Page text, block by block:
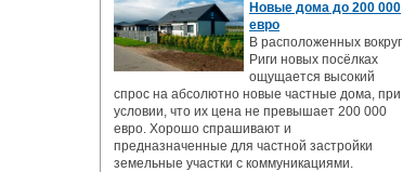
Новые дома до 200 000
евро
В расположенных вокруг
Риги новых посёлках
ощущается высокий
спрос на абсолютно новые частные дома, при
условии, что их цена не превышает 200 000
евро. Хорошо спрашивают и
предназначенные для частной застройки
земельные участки с коммуникациями.